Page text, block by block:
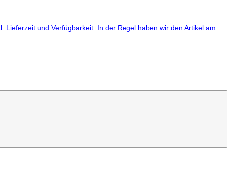
und Verfügbarkeit. In der Regel haben wir den Artikel am